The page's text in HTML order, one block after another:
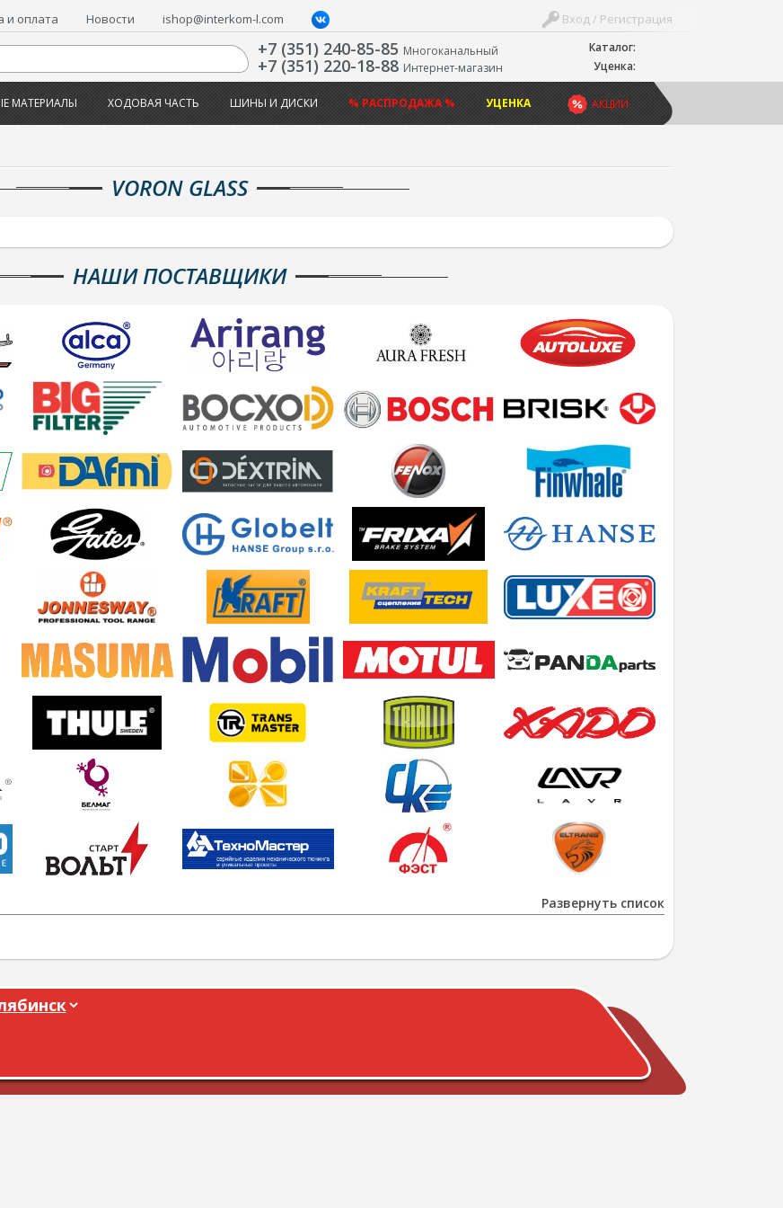
Каталог:
Уценка:
Вход / Регистрация
и оплата Новости ishop@interkom-l.com
+7 (351) 240-85-85 Многоканальный
+7 (351) 220-18-88 Интернет-магазин
АКЦИИ
МАТЕРИАЛЫ ХОДОВАЯ ЧАСТЬ ШИНЫ И ДИСКИ % РАСПРОДАЖА % УЦЕНКА
VORON GLASS
НАШИ ПОСТАВЩИКИ
Развернуть список